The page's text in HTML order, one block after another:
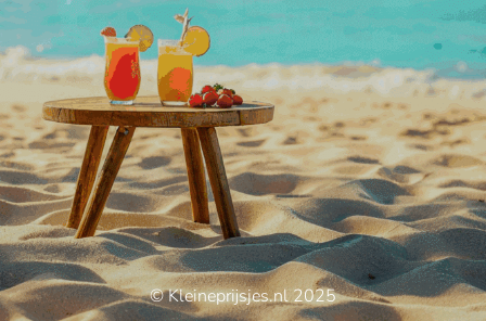
© Kleineprijsjes.nl 2025